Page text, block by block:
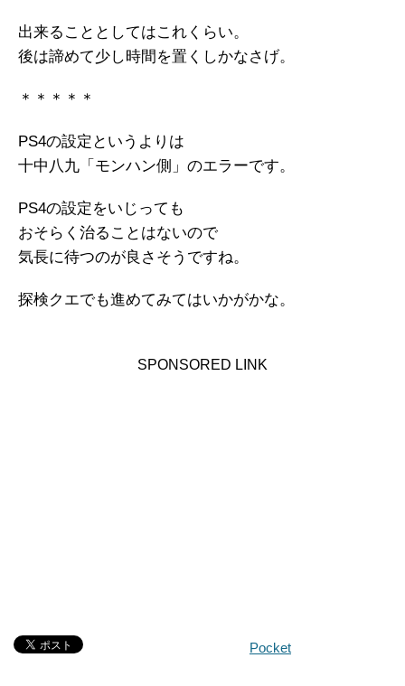
出来ることとしてはこれくらい。
後は諦めて少し時間を置くしかなさげ。
＊＊＊＊＊
PS4の設定というよりは
十中八九「モンハン側」のエラーです。
PS4の設定をいじっても
おそらく治ることはないので
気長に待つのが良さそうですね。
探検クエでも進めてみてはいかがかな。
SPONSORED LINK
Pocket